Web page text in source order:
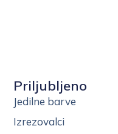
Priljubljeno
Jedilne barve
Izrezovalci